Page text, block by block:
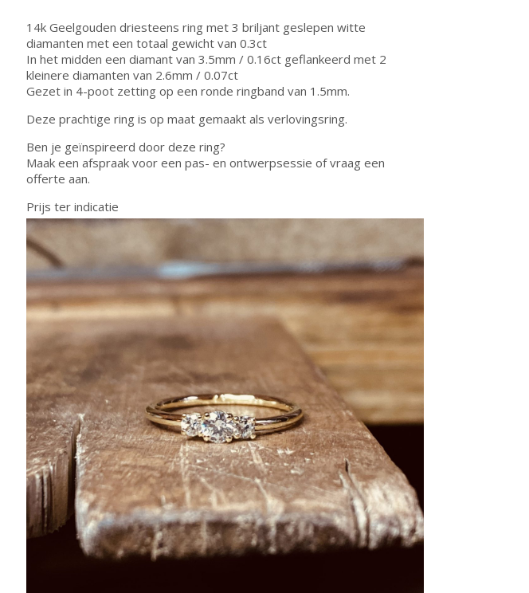
14k Geelgouden driesteens ring met 3 briljant geslepen witte
diamanten met een totaal gewicht van 0.3ct
In het midden een diamant van 3.5mm / 0.16ct geflankeerd met 2
kleinere diamanten van 2.6mm / 0.07ct
Gezet in 4-poot zetting op een ronde ringband van 1.5mm.
Deze prachtige ring is op maat gemaakt als verlovingsring.
Ben je geïnspireerd door deze ring?
Maak een afspraak voor een pas- en ontwerpsessie of vraag een
offerte aan.
Prijs ter indicatie